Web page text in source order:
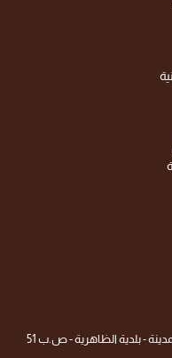
- بلدية الظاهرية - ص.ب 51